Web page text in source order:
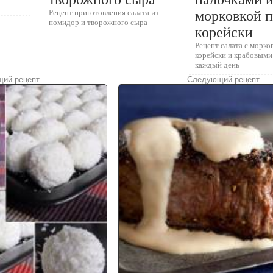
Рецепт приготовления салата из
помидор и творожного сыра
морковкой
корейски
Рецепт салата с
корейски и
каждый день
рецепт
Следующий рецепт